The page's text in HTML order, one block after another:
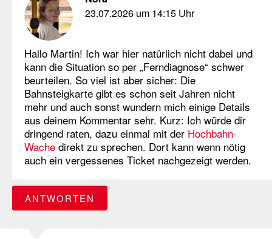
23.07.2026 um 14:15 Uhr
Hallo Martin! Ich war hier natürlich nicht dabei und
kann die Situation so per „Ferndiagnose“ schwer
beurteilen. So viel ist aber sicher: Die
Bahnsteigkarte gibt es schon seit Jahren nicht
mehr und auch sonst wundern mich einige Details
aus deinem Kommentar sehr. Kurz: Ich würde dir
dringend raten, dazu einmal mit der Hochbahn-
Wache direkt zu sprechen. Dort kann wenn nötig
auch ein vergessenes Ticket nachgezeigt werden.
ANTWORTEN